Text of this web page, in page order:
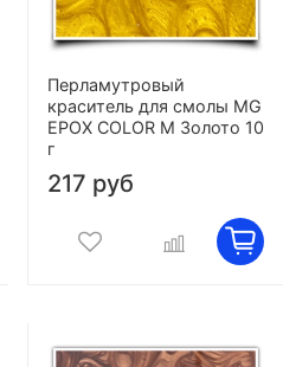
Перламутровый
краситель для смолы MG
EPOX COLOR M Золото 10
г
217 руб